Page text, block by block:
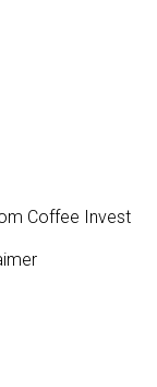
Coffee Invest